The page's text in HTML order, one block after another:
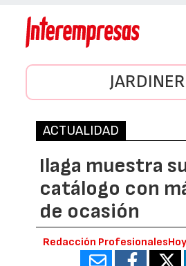
ACTUALIDAD
Ilaga muestra
catálogo con
de ocasión
Redacción ProfesionalesHoy